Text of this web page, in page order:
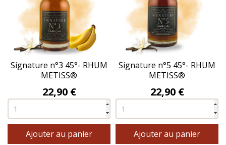
Signature n°3 45°- RHUM
METISS®
Prix
22,90 €
Ajouter au panier
Signature n°5 45°- RHUM
METISS®
Prix
22,90 €
Ajouter au panier